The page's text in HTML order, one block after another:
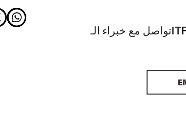
تواصل مع خبراء الـITF للمزيد من